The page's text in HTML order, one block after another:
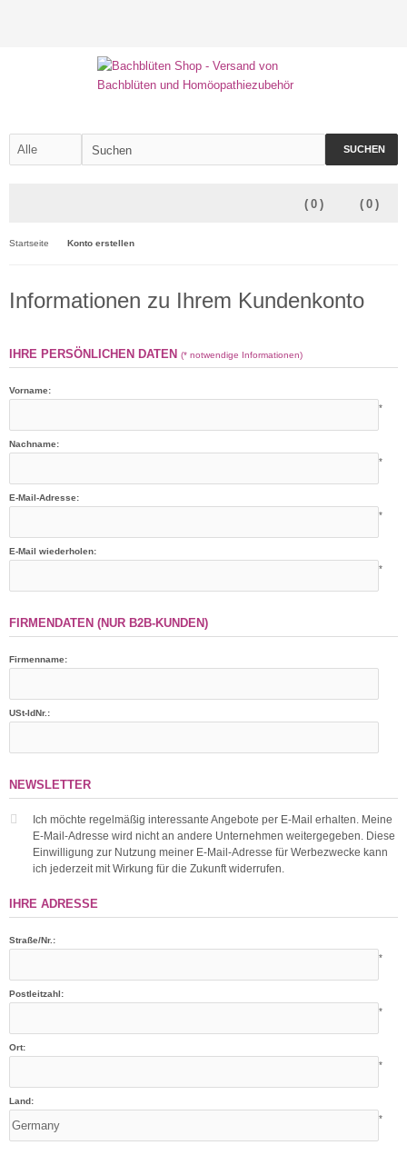
SUCHEN
( 0 )
( 0 )
Startseite Konto erstellen
Informationen zu Ihrem Kundenkonto
IHRE PERSÖNLICHEN DATEN (* notwendige Informationen)
Vorname:
*
Nachname:
*
E-Mail-Adresse:
*
E-Mail wiederholen:
*
FIRMENDATEN (NUR B2B-KUNDEN)
Firmenname:
USt-IdNr.:
NEWSLETTER
Ich möchte regelmäßig interessante Angebote per E-Mail erhalten. Meine
E-Mail-Adresse wird nicht an andere Unternehmen weitergegeben. Diese
Einwilligung zur Nutzung meiner E-Mail-Adresse für Werbezwecke kann
ich jederzeit mit Wirkung für die Zukunft widerrufen.
IHRE ADRESSE
Straße/Nr.:
*
Postleitzahl:
*
Ort:
*
Land:
*